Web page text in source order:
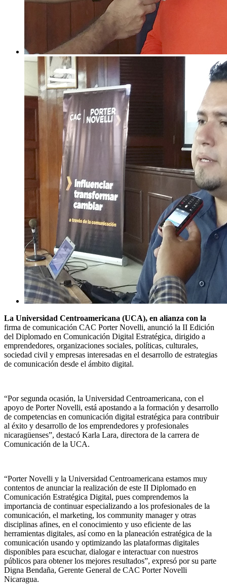
La Universidad Centroamericana (UCA), en alianza con la
firma de comunicación CAC Porter Novelli, anunció la II Edición
del Diplomado en Comunicación Digital Estratégica, dirigido a
emprendedores, organizaciones sociales, políticas, culturales,
sociedad civil y empresas interesadas en el desarrollo de estrategias
de comunicación desde el ámbito digital.
“Por segunda ocasión, la Universidad Centroamericana, con el
apoyo de Porter Novelli, está apostando a la formación y desarrollo
de competencias en comunicación digital estratégica para contribuir
al éxito y desarrollo de los emprendedores y profesionales
nicaragüenses”, destacó Karla Lara, directora de la carrera de
Comunicación de la UCA.
“Porter Novelli y la Universidad Centroamericana estamos muy
contentos de anunciar la realización de este II Diplomado en
Comunicación Estratégica Digital, pues comprendemos la
importancia de continuar especializando a los profesionales de la
comunicación, el marketing, los community manager y otras
disciplinas afines, en el conocimiento y uso eficiente de las
herramientas digitales, así como en la planeación estratégica de la
comunicación usando y optimizando las plataformas digitales
disponibles para escuchar, dialogar e interactuar con nuestros
públicos para obtener los mejores resultados”, expresó por su parte
Digna Bendaña, Gerente General de CAC Porter Novelli
Nicaragua.